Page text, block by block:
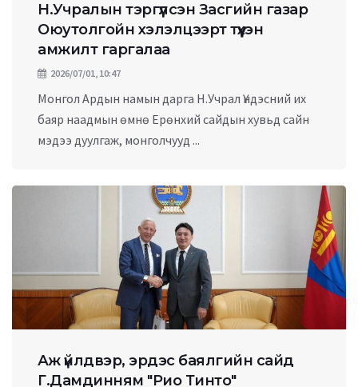
Н.Учралын тэргүүлсэн Засгийн газар
Оюутолгойн хэлэлцээрт түүхэн
амжилт гаргалаа
2026/07/01, 10:47
Монгол Ардын намын дарга Н.Учрал Үндэсний их
баяр наадмын өмнө Ерөнхий сайдын хувьд сайн
мэдээ дуулгаж, монголчууд ...
Аж үйлдвэр, эрдэс баялгийн сайд
Г.Дамдинням "Рио Тинто"